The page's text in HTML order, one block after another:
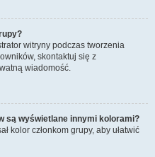
witryny podczas tworzenia
skontaktuj się z
wiadomość.
są wyświetlane innymi kolorami?
kolor członkom grupy, aby ułatwić